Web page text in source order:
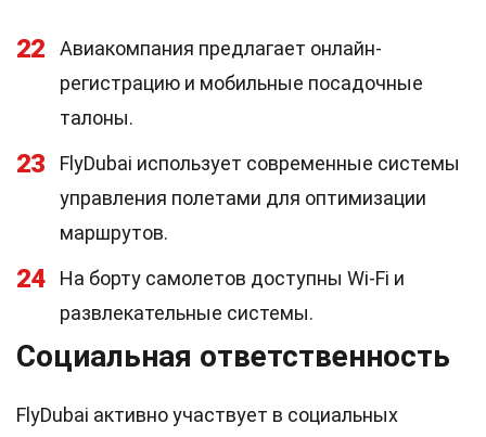
22
Авиакомпания предлагает онлайн-
регистрацию и мобильные посадочные
талоны.
23
FlyDubai использует современные системы
управления полетами для оптимизации
маршрутов.
24
На борту самолетов доступны Wi-Fi и
развлекательные системы.
Социальная ответственность
FlyDubai активно участвует в социальных